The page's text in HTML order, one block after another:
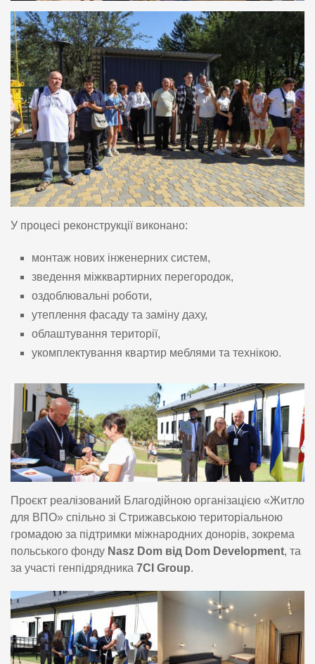
У процесі реконструкції виконано:
монтаж нових інженерних систем,
зведення міжквартирних перегородок,
оздоблювальні роботи,
утеплення фасаду та заміну даху,
облаштування території,
укомплектування квартир меблями та технікою.
Проєкт реалізований Благодійною організацією «Житло
для ВПО» спільно зі Стрижавською територіальною
громадою за підтримки міжнародних донорів, зокрема
польського фонду Nasz Dom від Dom Development, та
за участі генпідрядника 7CI Group.